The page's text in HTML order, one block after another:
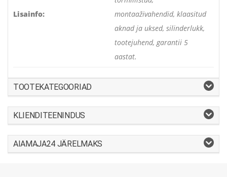
Lisainfo:
montaaživahendid, klaasitud
aknad ja uksed, silinderlukk,
tootejuhend, garantii 5
aastat.
TOOTEKATEGOORIAD
KLIENDITEENINDUS
AIAMAJA24 JÄRELMAKS